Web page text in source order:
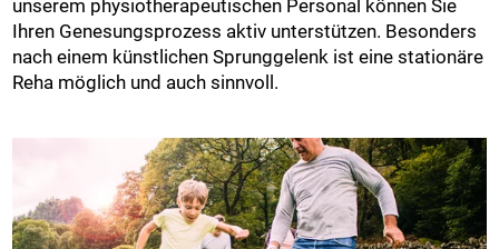
unserem physiotherapeutischen Personal können Sie
Ihren Genesungsprozess aktiv unterstützen. Besonders
nach einem künstlichen Sprunggelenk ist eine stationäre
Reha möglich und auch sinnvoll.